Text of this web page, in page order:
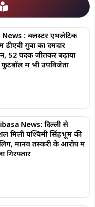
News : क्लस्टर एथलेटिक
डीएवी गुवा का दमदार
52 पदक जीतकर बढ़ाया
फुटबॉल में भी उपविजेता
News: दिल्ली से
मिली पश्चिमी सिंहभूम की
मानव तस्करी के आरोप में
गिरफ्तार